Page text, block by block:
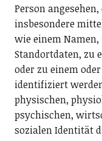
Person
insbesondere
wie einem
Standortdaten, zu
oder zu einem
identifiziert
physischen,
psychischen,
sozialen Identität